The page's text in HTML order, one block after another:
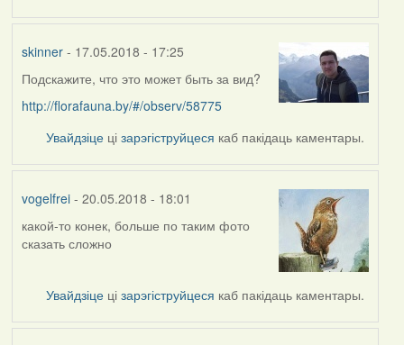
by
Erdmann
skinner- 17.05.2018 - 17:25
Подскажите, что это может быть за вид?
http://florafauna.by/#/observ/58775
Увайдзіце цізарэгіструйцеся каб пакідаць каментары.
vogelfrei- 20.05.2018 - 18:01
In
reply
skinner
какой-то конек, больше по таким фото
сказать сложно
Увайдзіце цізарэгіструйцеся каб пакідаць каментары.